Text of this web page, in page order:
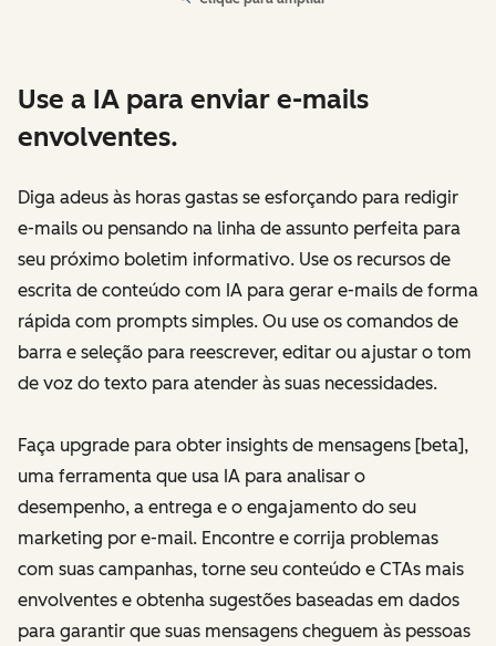
Use a IA para enviar e-mails
envolventes.
Diga adeus às horas gastas se esforçando para redigir
e-mails ou pensando na linha de assunto perfeita para
seu próximo boletim informativo. Use os recursos de
escrita de conteúdo com IA para gerar e-mails de forma
rápida com prompts simples. Ou use os comandos de
barra e seleção para reescrever, editar ou ajustar o tom
de voz do texto para atender às suas necessidades.
Faça upgrade para obter insights de mensagens [beta],
uma ferramenta que usa IA para analisar o
desempenho, a entrega e o engajamento do seu
marketing por e-mail. Encontre e corrija problemas
com suas campanhas, torne seu conteúdo e CTAs mais
envolventes e obtenha sugestões baseadas em dados
para garantir que suas mensagens cheguem às pessoas